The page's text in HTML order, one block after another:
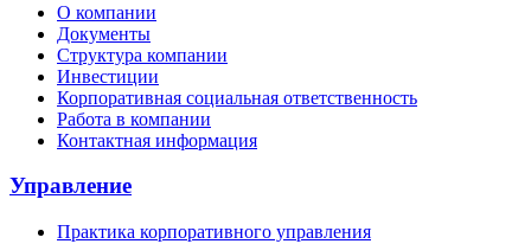
О компании
Документы
Структура компании
Инвестиции
Корпоративная социальная ответственность
Работа в компании
Контактная информация
Управление
Практика корпоративного управления